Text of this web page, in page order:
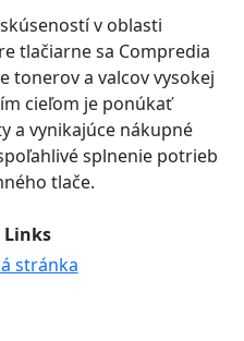
v oblasti
tlačiarne sa Compredia
tonerov a valcov vysokej
cieľom je ponúkať
a vynikajúce nákupné
splnenie potrieb
tlače.
Links
stránka